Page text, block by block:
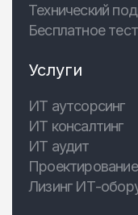
Технический
Бесплатное
Услуги
ИТ аутсорсинг
ИТ консалтинг
ИТ аудит
Проектирование
Лизинг ИТ-